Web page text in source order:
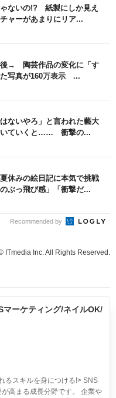
ないの!? 紙製にしか見え
ャーがあまりにリア...
→ 陶芸作品の変化に「す
写真が160万表示 ...
ないやろ」と言われた藝大
いていくと…… 衝撃の...
休みの絵日記に本気で挑戦
ぶっ飛び感」「衝撃だ...
Recommended by
ITmedia Inc. All Rights Reserved.
マーケティング/ネイルOK/
るスキルを身につける!> SNS
高まる成長分野です。 企業や